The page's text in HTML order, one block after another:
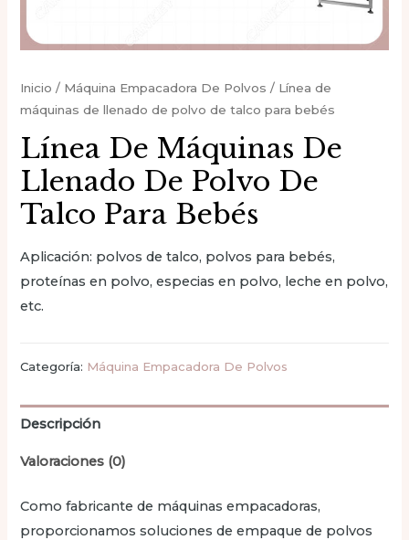
Inicio / Máquina Empacadora De Polvos / Línea de
máquinas de llenado de polvo de talco para bebés
Línea De Máquinas De
Llenado De Polvo De
Talco Para Bebés
Aplicación: polvos de talco, polvos para bebés,
proteínas en polvo, especias en polvo, leche en polvo,
etc.
Categoría: Máquina Empacadora De Polvos
Descripción
Valoraciones (0)
Como fabricante de máquinas empacadoras,
proporcionamos soluciones de empaque de polvos